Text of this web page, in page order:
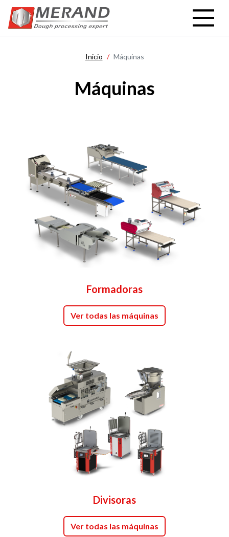
Pasar
contenido
Inicio Máquinas
Máquinas
Formadoras
Ver todas las máquinas
Divisoras
Ver todas las máquinas